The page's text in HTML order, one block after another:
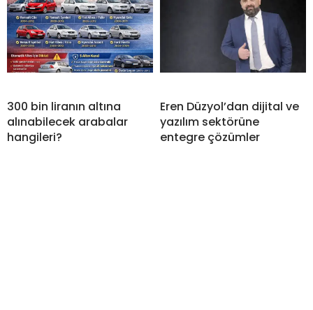
300 bin liranın altına
alınabilecek arabalar
hangileri?
Eren Düzyol’dan dijital ve
yazılım sektörüne
entegre çözümler